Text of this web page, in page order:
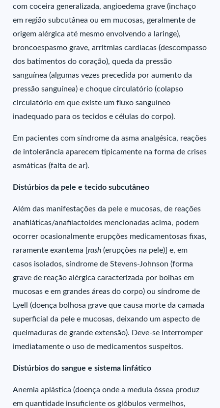
com coceira generalizada, angioedema grave (inchaço
em região subcutânea ou em mucosas, geralmente de
origem alérgica até mesmo envolvendo a laringe),
broncoespasmo grave, arritmias cardíacas (descompasso
dos batimentos do coração), queda da pressão
sanguínea (algumas vezes precedida por aumento da
pressão sanguínea) e choque circulatório (colapso
circulatório em que existe um fluxo sanguíneo
inadequado para os tecidos e células do corpo).
Em pacientes com síndrome da asma analgésica, reações
de intolerância aparecem tipicamente na forma de crises
asmáticas (falta de ar).
Distúrbios da pele e tecido subcutâneo
Além das manifestações da pele e mucosas, de reações
anafiláticas/anafilactoides mencionadas acima, podem
ocorrer ocasionalmente erupções medicamentosas fixas,
raramente exantema [rash (erupções na pele)] e, em
casos isolados, síndrome de Stevens-Johnson (forma
grave de reação alérgica caracterizada por bolhas em
mucosas e em grandes áreas do corpo) ou síndrome de
Lyell (doença bolhosa grave que causa morte da camada
superficial da pele e mucosas, deixando um aspecto de
queimaduras de grande extensão). Deve-se interromper
imediatamente o uso de medicamentos suspeitos.
Distúrbios do sangue e sistema linfático
Anemia aplástica (doença onde a medula óssea produz
em quantidade insuficiente os glóbulos vermelhos,